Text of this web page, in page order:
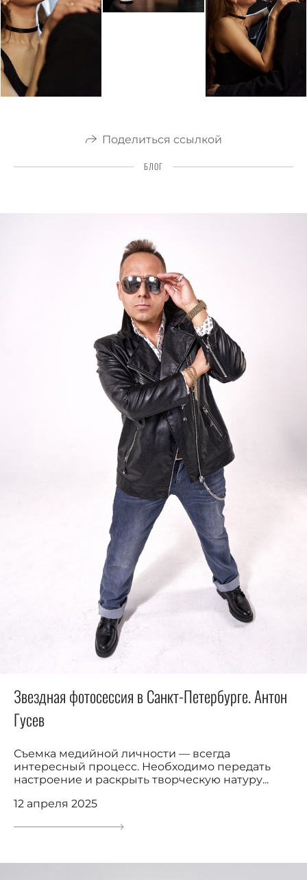
Поделиться ссылкой
БЛОГ
Звездная фотосессия в Санкт-Петербурге. Антон
Гусев
Съемка медийной личности — всегда
интересный процесс. Необходимо передать
настроение и раскрыть творческую натуру...
12 апреля 2025